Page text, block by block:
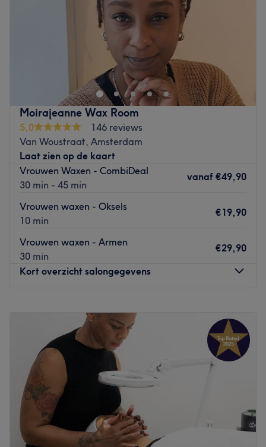
Moirajeanne Wax Room
5,0
146 reviews
Van Woustraat, Amsterdam
Laat zien op de kaart
Vrouwen Waxen - CombiDeal
30 min - 45 min
vanaf €49,90
Vrouwen waxen - Oksels
10 min
€19,90
Vrouwen waxen - Armen
30 min
€29,90
Kort overzicht salongegevens
18:00
Woensdag
18:00
Donderdag
–19:00
Vrijdag
18:00
Zaterdag
Zondag
Step into a beauty salon that provide you with love and
care. These waxing treatments provide smooth, soft hair-